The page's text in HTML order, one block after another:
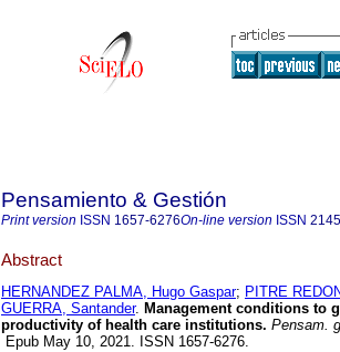
Pensamiento & Gestión
Print version ISSN 1657-6276On-line version ISSN
Abstract
HERNANDEZ PALMA, Hugo Gaspar; PITRE
GUERRA, Santander. Management conditions to
productivity of health care institutions. Pensam.
Epub May 10, 2021. ISSN 1657-6276.